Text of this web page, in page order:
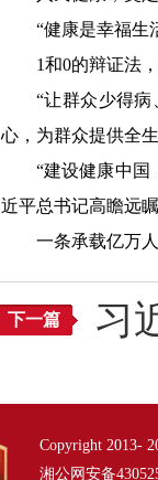
“健康是幸福生
1和0的辩证法
“让群众少得
心，为群众提供全
“建设健康中国
近平总书记高瞻远
一条承载亿万
下一篇 习
Copyright 2013-
湘公网安备